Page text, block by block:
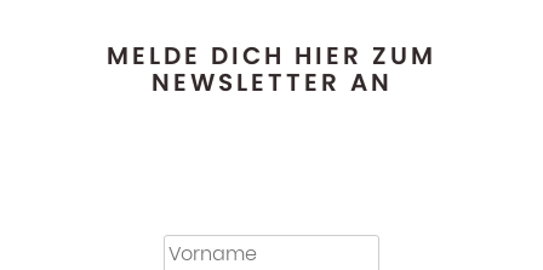
MELDE DICH HIER ZUM
NEWSLETTER AN